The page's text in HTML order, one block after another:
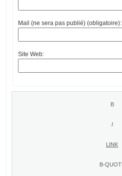
Mail (ne sera pas publié) (obligatoire):
Site Web: